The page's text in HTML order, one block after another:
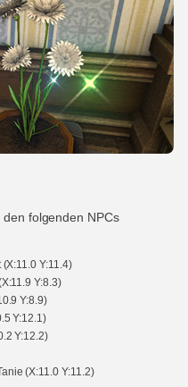
folgenden NPCs
Y:11.4)
Y:8.3)
Y:8.9)
Y:12.1)
Y:12.2)
(X:11.0 Y:11.2)